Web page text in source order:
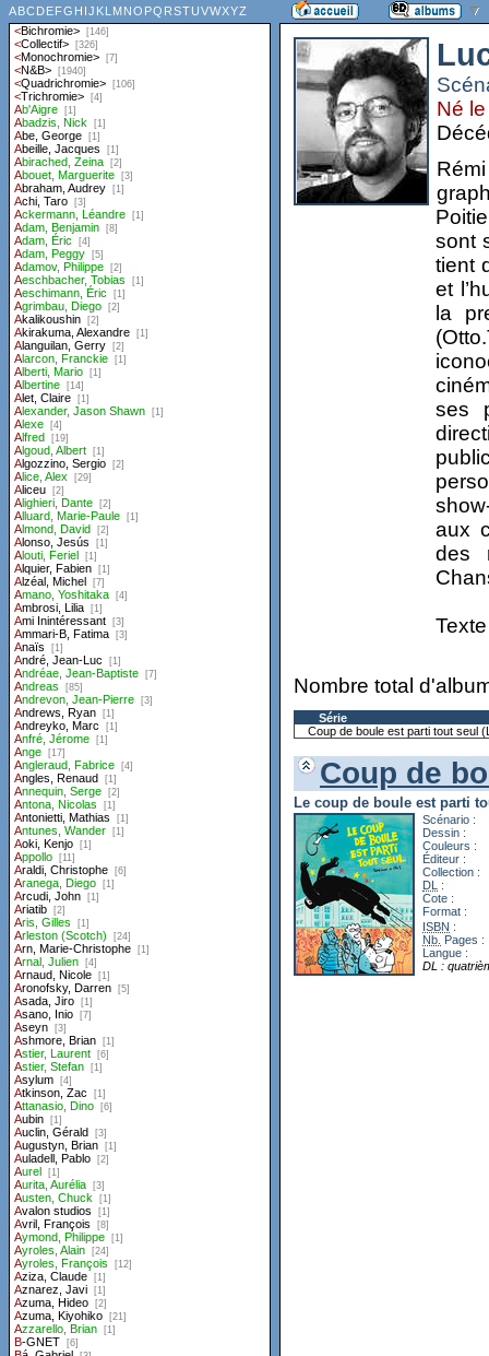
Né
sont
tient
et
la
ses
aux
des
Nombre total
Série
Coup de boule est parti tout seul
Coup de
Le coup de boule est parti
Scénario :
Dessin :
Couleurs :
Éditeur :
Collection :
DL
:
Cote :
Format :
ISBN :
Nb. Pages :
Langue :
DL :